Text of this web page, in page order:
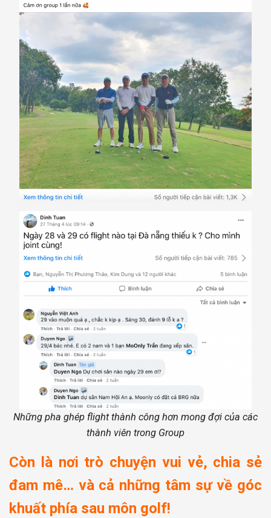
Những pha ghép flight thành công hơn mong đợi của các
thành viên trong Group
Còn là nơi trò chuyện vui vẻ, chia sẻ
đam mê… và cả những tâm sự về góc
khuất phía sau môn golf!